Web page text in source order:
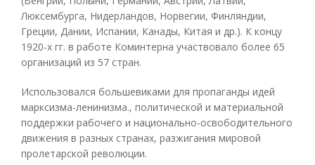
Люксембурга, Нидерландов, Норвегии, Финляндии,
Греции, Дании, Испании, Канады, Китая и др.). К концу
1920-х гг. в работе Коминтерна участвовало более 65
организаций из 57 стран.
Использовался большевиками для пропаганды идей
марксизма-ленинизма., политической и материальной
поддержки рабочего и национально-освободительного
движения в разных странах, разжигания мировой
пролетарской революции.